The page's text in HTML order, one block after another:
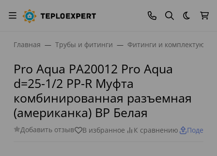
Темная
Главная Трубы и фитинги Фитинги и
Pro Aqua PA20012 Pro Aqua
d=25-1/2 PP-R Муфта
комбинированная разъемная
(американка) ВР Белая
Добавить отзыв В избранное К сравнению